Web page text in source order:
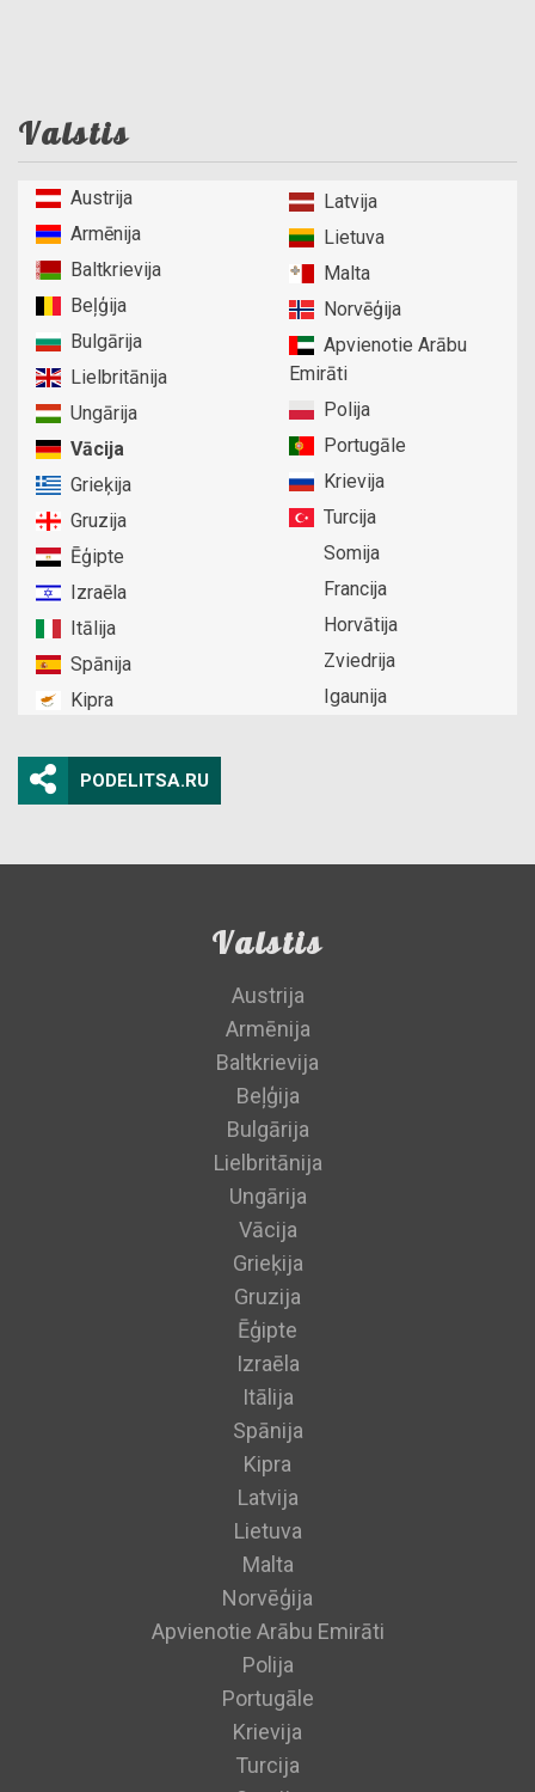
Valstis
Austrija
Armēnija
Baltkrievija
Beļģija
Bulgārija
Lielbritānija
Ungārija
Vācija
Grieķija
Gruzija
Ēģipte
Izraēla
Itālija
Spānija
Kipra
Latvija
Lietuva
Malta
Norvēģija
Apvienotie Arābu
Emirāti
Polija
Portugāle
Krievija
Turcija
Somija
Francija
Horvātija
Zviedrija
Igaunija
PODELITSA.RU
Valstis
Austrija
Armēnija
Baltkrievija
Beļģija
Bulgārija
Lielbritānija
Ungārija
Vācija
Grieķija
Gruzija
Ēģipte
Izraēla
Itālija
Spānija
Kipra
Latvija
Lietuva
Malta
Norvēģija
Apvienotie Arābu Emirāti
Polija
Portugāle
Krievija
Turcija